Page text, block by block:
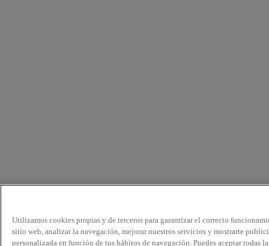
Utilizamos cookies propias y de terceros para garantizar el correcto
sitio web, analizar la navegación, mejorar nuestros servicios y mostrarte
personalizada en función de tus hábitos de navegación. Puedes aceptar todas